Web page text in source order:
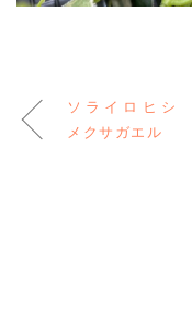
ソライロヒシ
メクサガエル